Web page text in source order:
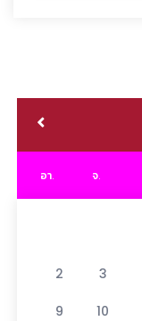
อา. จ.
2 3
9 10